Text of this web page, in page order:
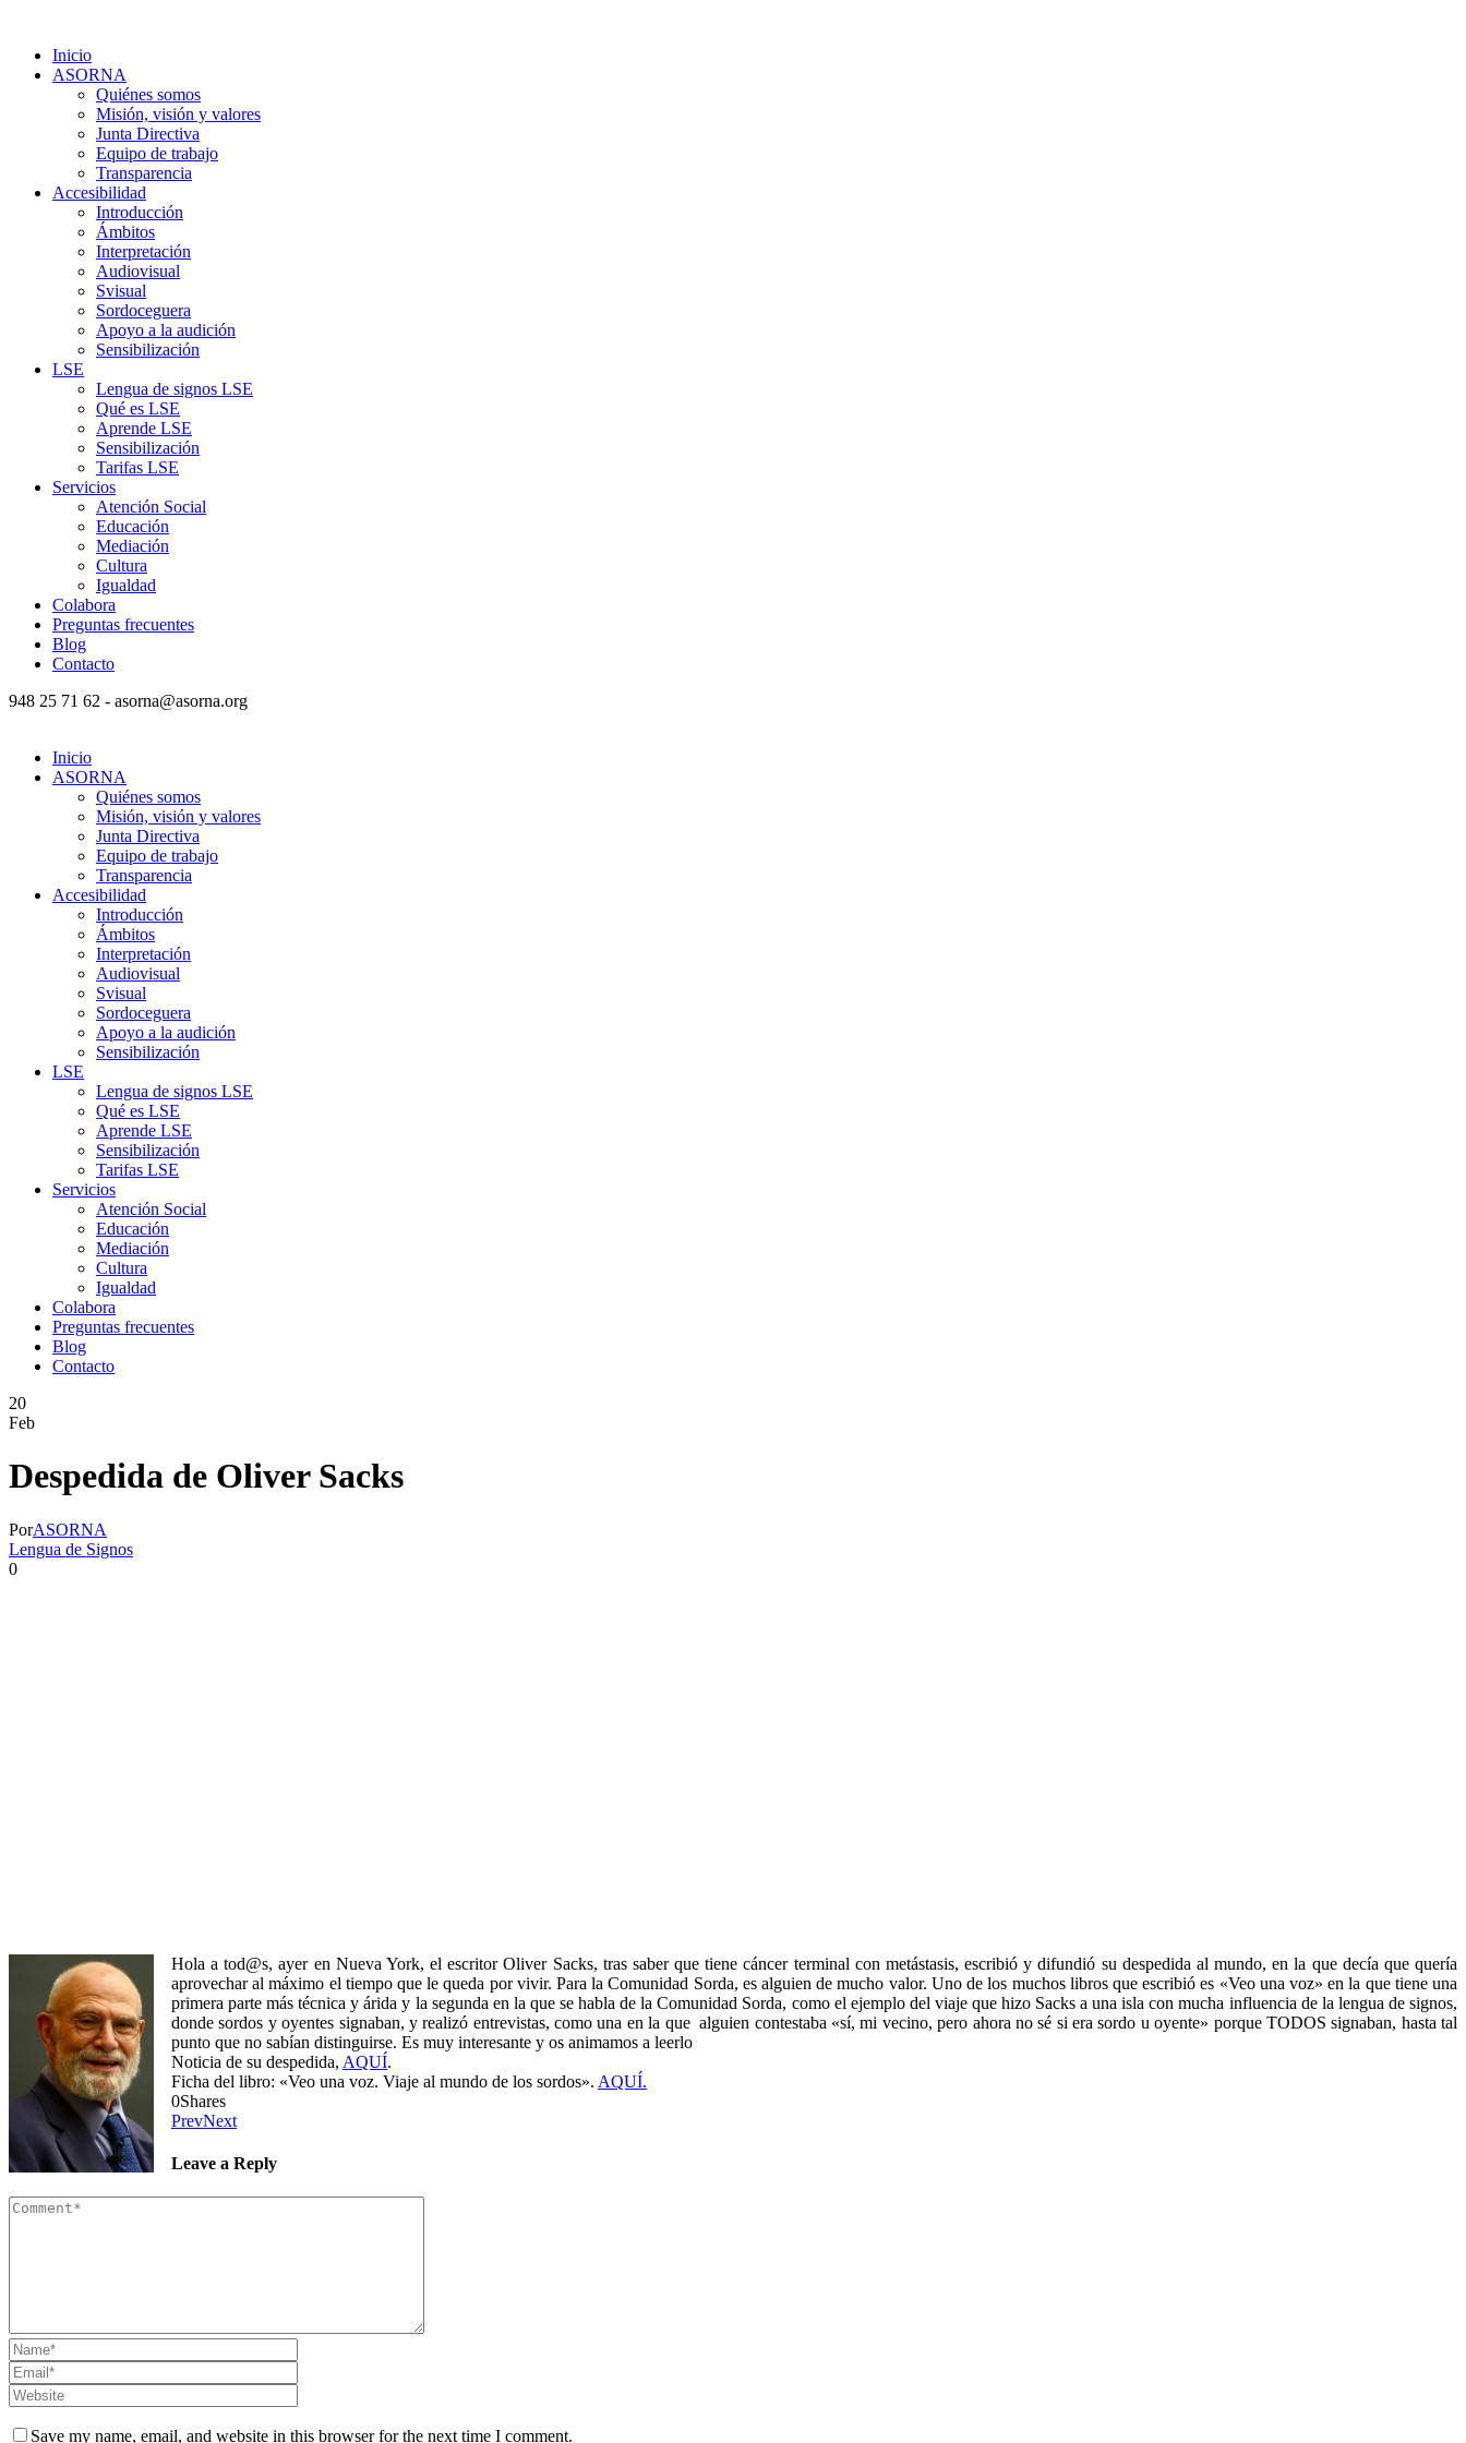
Inicio
ASORNA
Quiénes somos
Misión, visión y valores
Junta Directiva
Equipo de trabajo
Transparencia
Accesibilidad
Introducción
Ámbitos
Interpretación
Audiovisual
Svisual
Sordoceguera
Apoyo a la audición
Sensibilización
LSE
Lengua de signos LSE
Qué es LSE
Aprende LSE
Sensibilización
Tarifas LSE
Servicios
Atención Social
Educación
Mediación
Cultura
Igualdad
Colabora
Preguntas frecuentes
Blog
Contacto
948 25 71 62 - asorna@asorna.org
Inicio
ASORNA
Quiénes somos
Misión, visión y valores
Junta Directiva
Equipo de trabajo
Transparencia
Accesibilidad
Introducción
Ámbitos
Interpretación
Audiovisual
Svisual
Sordoceguera
Apoyo a la audición
Sensibilización
LSE
Lengua de signos LSE
Qué es LSE
Aprende LSE
Sensibilización
Tarifas LSE
Servicios
Atención Social
Educación
Mediación
Cultura
Igualdad
Colabora
Preguntas frecuentes
Blog
Contacto
20
Feb
Despedida de Oliver Sacks
PorASORNA
Lengua de Signos
0
Hola a tod@s, ayer en Nueva York, el escritor Oliver Sacks, tras saber que tiene cáncer terminal con metástasis, escribió y difundió su despedida al mundo, en la que decía que quería
aprovechar al máximo el tiempo que le queda por vivir. Para la Comunidad Sorda, es alguien de mucho valor. Uno de los muchos libros que escribió es «Veo una voz» en la que tiene una
primera parte más técnica y árida y la segunda en la que se habla de la Comunidad Sorda, como el ejemplo del viaje que hizo Sacks a una isla con mucha influencia de la lengua de signos,
donde sordos y oyentes signaban, y realizó entrevistas, como una en la que alguien contestaba «sí, mi vecino, pero ahora no sé si era sordo u oyente» porque TODOS signaban, hasta tal
punto que no sabían distinguirse. Es muy interesante y os animamos a leerlo
Noticia de su despedida, AQUÍ.
Ficha del libro: «Veo una voz. Viaje al mundo de los sordos». AQUÍ.
0Shares
PrevNext
Leave a Reply
Save my name, email, and website in this browser for the next time I comment.